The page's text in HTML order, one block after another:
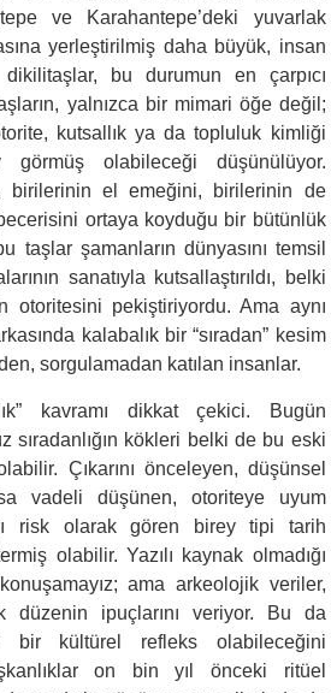
ve Karahantepe’deki yuvarlak
yerleştirilmiş daha büyük, insan
bu durumun en çarpıcı
yalnızca bir mimari öğe değil;
kutsallık ya da topluluk kimliği
olabileceği düşünülüyor.
birilerinin el emeğini, birilerinin de
ortaya koyduğu bir bütünlük
taşlar şamanların dünyasını temsil
sanatıyla kutsallaştırıldı, belki
otoritesini pekiştiriyordu. Ama aynı
kalabalık bir “sıradan” kesim
sorgulamadan katılan insanlar.
kavramı dikkat çekici. Bugün
sıradanlığın kökleri belki de bu eski
Çıkarını önceleyen, düşünsel
vadeli düşünen, otoriteye uyum
risk olarak gören birey tipi tarih
olabilir. Yazılı kaynak olmadığı
ama arkeolojik veriler,
düzenin ipuçlarını veriyor. Bu da
bir kültürel refleks olabileceğini
on bin yıl önceki ritüel